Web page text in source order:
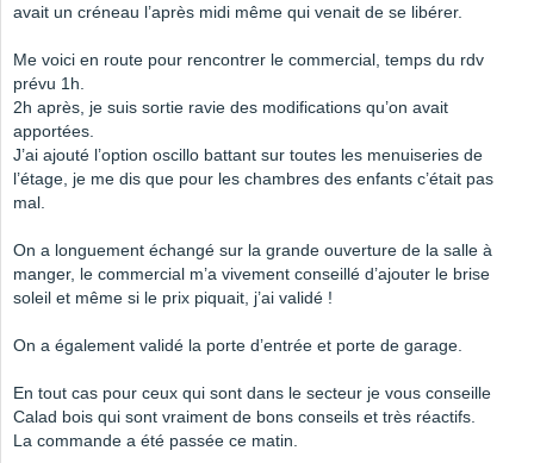
avait un créneau l’après midi même qui venait de se libérer.
Me voici en route pour rencontrer le commercial, temps du rdv
prévu 1h.
2h après, je suis sortie ravie des modifications qu’on avait
apportées.
J’ai ajouté l’option oscillo battant sur toutes les menuiseries de
l’étage, je me dis que pour les chambres des enfants c’était pas
mal.
On a longuement échangé sur la grande ouverture de la salle à
manger, le commercial m’a vivement conseillé d’ajouter le brise
soleil et même si le prix piquait, j’ai validé !
On a également validé la porte d’entrée et porte de garage.
En tout cas pour ceux qui sont dans le secteur je vous conseille
Calad bois qui sont vraiment de bons conseils et très réactifs.
La commande a été passée ce matin.